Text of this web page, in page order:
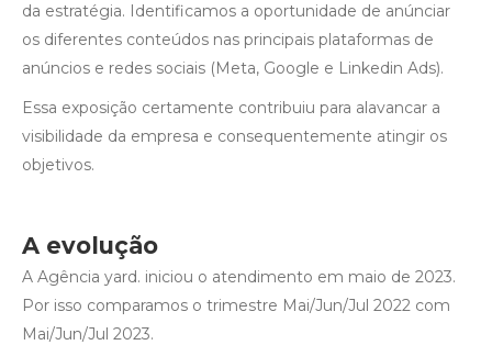
da estratégia. Identificamos a oportunidade de anúnciar
os diferentes conteúdos nas principais plataformas de
anúncios e redes sociais (Meta, Google e Linkedin Ads).
Essa exposição certamente contribuiu para alavancar a
visibilidade da empresa e consequentemente atingir os
objetivos.
A evolução
A Agência yard. iniciou o atendimento em maio de 2023.
Por isso comparamos o trimestre Mai/Jun/Jul 2022 com
Mai/Jun/Jul 2023.